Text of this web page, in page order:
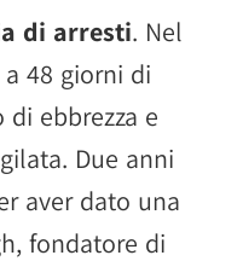
di arresti. Nel
48 giorni di
ebbrezza e
Due anni
aver dato una
fondatore di